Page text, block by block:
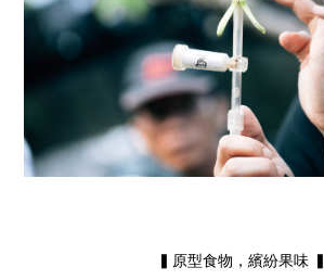
▍原型食物，繽紛果味 ▍